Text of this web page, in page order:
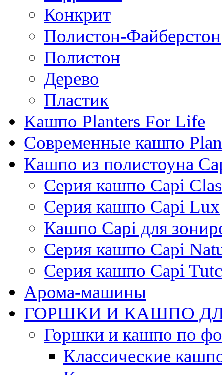
Конкрит
Полистон-Файберстон
Полистон
Дерево
Пластик
Кашпо Planters For Life
Современные кашпо
Кашпо из полистоуна
Серия кашпо Capi
Серия кашпо Capi Lux
Кашпо Capi для
Серия кашпо Capi
Серия кашпо Capi
Арома-машины
ГОРШКИ И КАШПО
Горшки и кашпо по
Классические